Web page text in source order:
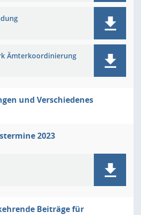
Ämterkoordinierung
und Verschiedenes
2023
Beiträge für